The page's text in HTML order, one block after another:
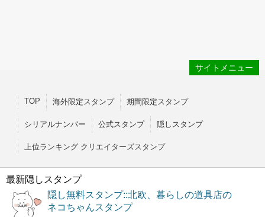
サイトメニュー
TOP 海外限定スタンプ 期間限定スタンプ
シリアルナンバー 公式スタンプ 隠しスタンプ
上位ランキング クリエイターズスタンプ
最新隠しスタンプ
隠し無料スタンプ::北欧、暮らしの道具店の
ネコちゃんスタンプ